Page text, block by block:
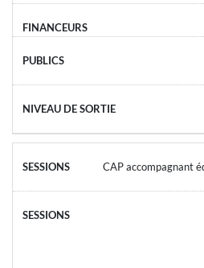
CAP accompagnant